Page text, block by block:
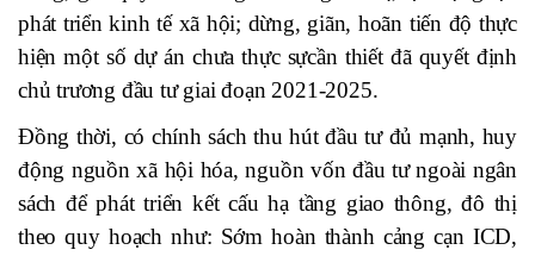
phát triển kinh tế xã hội; dừng, giãn, hoãn tiến độ thực
hiện một số dự án chưa thực sựcần thiết đã quyết định
chủ trương đầu tư giai đoạn 2021-2025.
Đồng thời, có chính sách thu hút đầu tư đủ mạnh, huy
động nguồn xã hội hóa, nguồn vốn đầu tư ngoài ngân
sách để phát triển kết cấu hạ tầng giao thông, đô thị
theo quy hoạch như: Sớm hoàn thành cảng cạn ICD,